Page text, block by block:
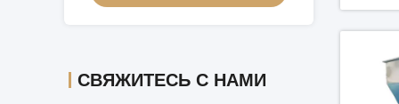
СВЯЖИТЕСЬ С НАМИ